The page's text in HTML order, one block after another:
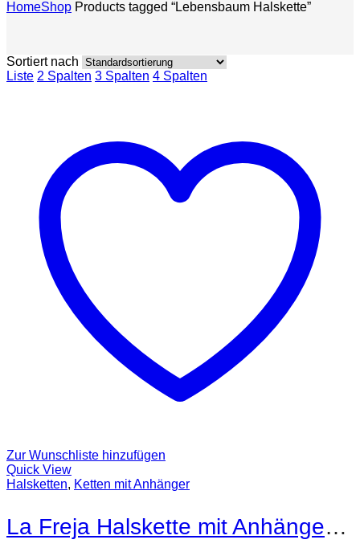
HomeShop Products tagged “Lebensbaum Halskette”
Sortiert nach
Liste 2 Spalten 3 Spalten 4 Spalten
Zur Wunschliste hinzufügen
Quick View
Halsketten, Ketten mit Anhänger
La Freja Halskette mit Anhänger 18kt Gold